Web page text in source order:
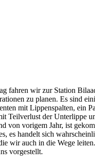
fahren wir zur Station
zu planen. Es sind
mit Lippenspalten, ein
Teilverlust der Unterlippe
von vorigem Jahr, ist
es handelt sich
wir auch in die Wege
vorgestellt.